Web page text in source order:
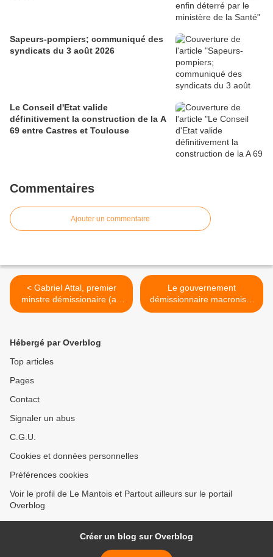
Sapeurs-pompiers; communiqué des
syndicats du 3 août 2026
Le Conseil d'Etat valide
définitivement la construction de la A
69 entre Castres et Toulouse
Commentaires
Ajouter un commentaire
< Gabriel Attal, premier
minstre démissionaire (ah
bon?) et patron des
sacrée, sauf à Lfl et à
l'extrême droite
Le gouvernement
démissionnaire macroniste
toujours au turbin anti-
Hébergé par Overblog
Top articles
Pages
Contact
Signaler un abus
C.G.U.
Cookies et données personnelles
Préférences cookies
Voir le profil de Le Mantois et Partout ailleurs sur le portail
Overblog
Créer un blog sur Overblog